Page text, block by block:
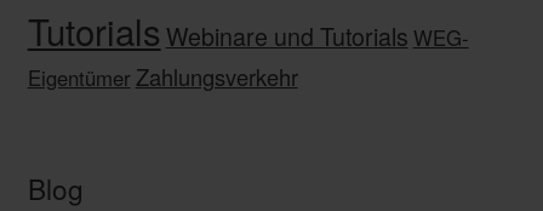
Tutorials Webinare und Tutorials WEG-
Eigentümer Zahlungsverkehr
Blog